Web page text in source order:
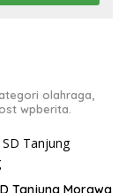
olahraga,
wpberita.
Tanjung Morawa